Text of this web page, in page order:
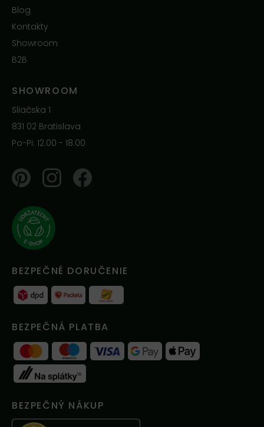
Blog
Kontakty
Showroom
B2B
SHOWROOM
Sliačska 1
831 02 Bratislava
Po-Pi: 12.00 - 18.00
PinterestInstagramFacebook
BEZPEČNÉ DORUČENIE
BEZPEČNÁ PLATBA
BEZPEČNÝ NÁKUP